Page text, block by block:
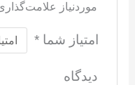
موردنیاز
امتیاز شما*